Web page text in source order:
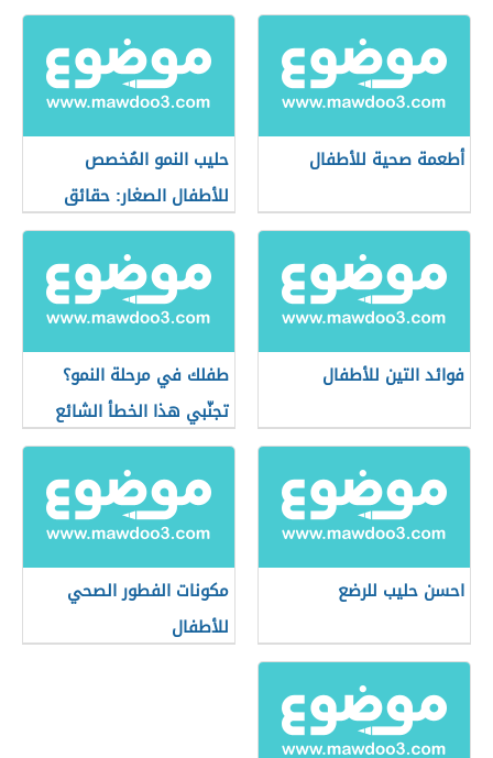
المناسب
يحتاجه من العناصر؟
أطعمة صحية للأطفال
حليب النمو المُخصص
للأطفال الصغار: حقائق
ستفيدك ومميزات
ستُدهشك
فوائد التين للأطفال
طفلك في مرحلة النمو؟
تجنّبي هذا الخطأ الشائع
في تغذيته
احسن حليب للرضع
مكونات الفطور الصحي
للأطفال